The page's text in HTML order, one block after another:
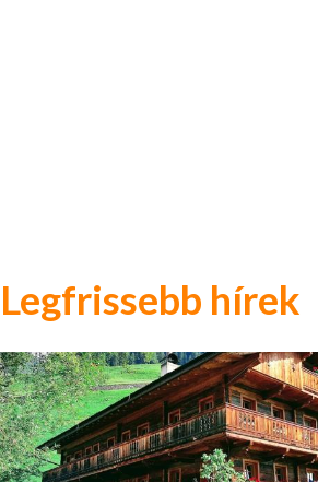
Legfrissebb hírek